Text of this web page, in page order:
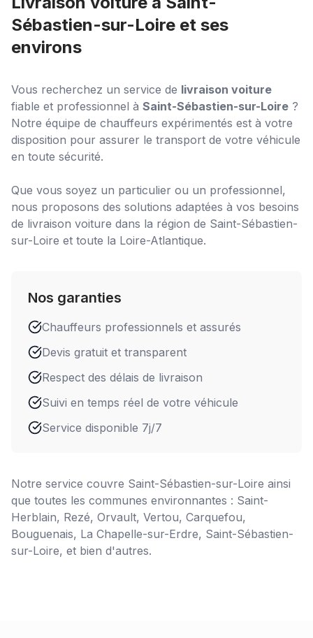
Sébastien-sur-Loire et ses
environs
Vous recherchez un service de livraison voiture
fiable et professionnel à Saint-Sébastien-sur-Loire ?
Notre équipe de chauffeurs expérimentés est à votre
disposition pour assurer le transport de votre véhicule
en toute sécurité.
Que vous soyez un particulier ou un professionnel,
nous proposons des solutions adaptées à vos besoins
de livraison voiture dans la région de Saint-Sébastien-
sur-Loire et toute la Loire-Atlantique.
Nos garanties
Chauffeurs professionnels et assurés
Devis gratuit et transparent
Respect des délais de livraison
Suivi en temps réel de votre véhicule
Service disponible 7j/7
Notre service couvre Saint-Sébastien-sur-Loire ainsi
que toutes les communes environnantes : Saint-
Herblain, Rezé, Orvault, Vertou, Carquefou,
Bouguenais, La Chapelle-sur-Erdre, Saint-Sébastien-
sur-Loire, et bien d'autres.